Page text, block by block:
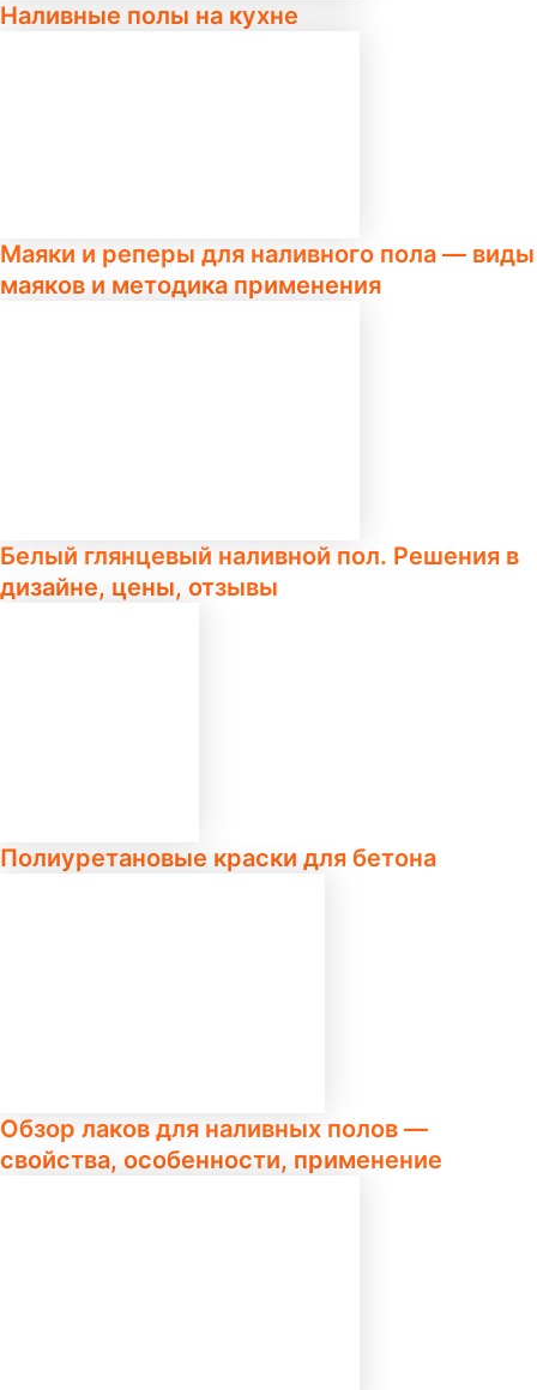
Наливные полы на кухне
Маяки и реперы для наливного пола — виды
маяков и методика применения
Белый глянцевый наливной пол. Решения в
дизайне, цены, отзывы
Полиуретановые краски для бетона
Обзор лаков для наливных полов —
свойства, особенности, применение